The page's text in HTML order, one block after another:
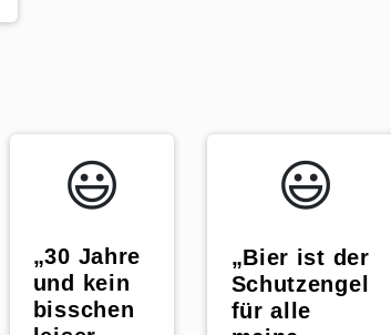
😃️
„30 Jahre
und kein
bisschen
😃️
„Bier ist der
Schutzengel
für alle